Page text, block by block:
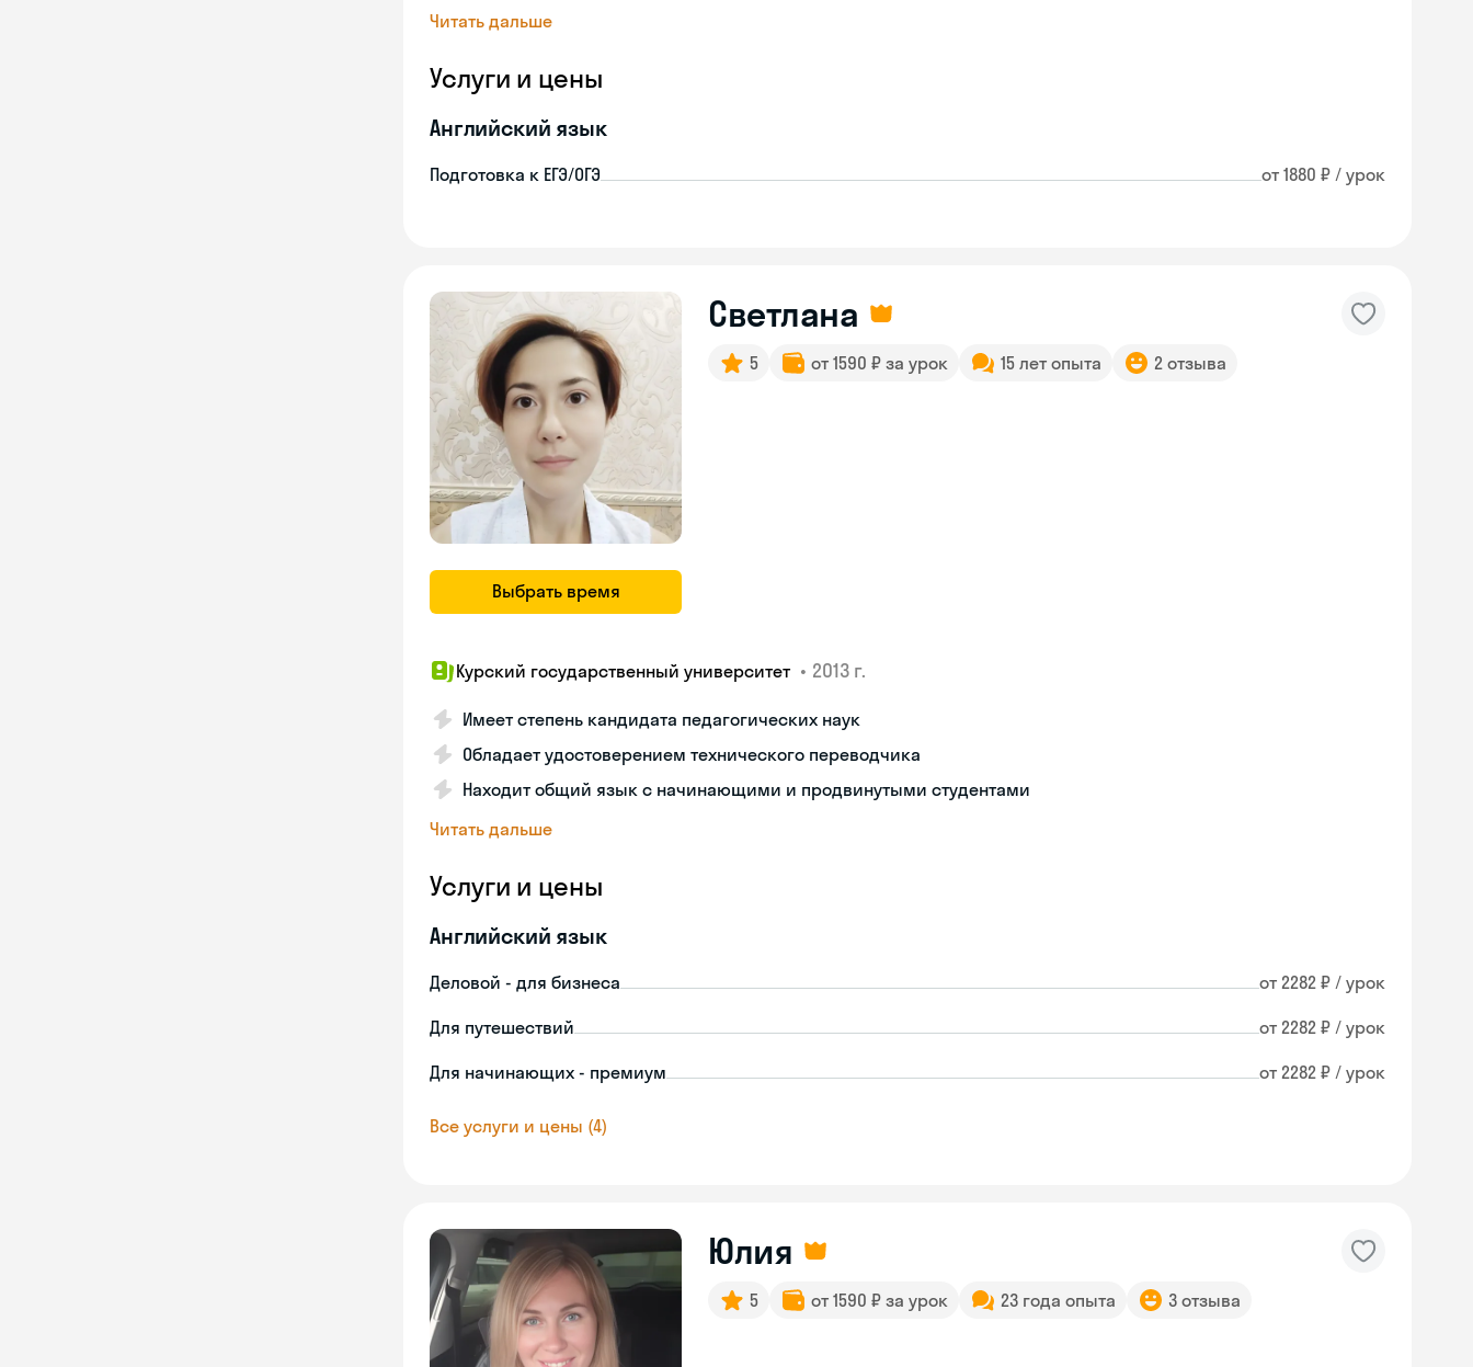
Читать дальше
Услуги и цены
Английский язык
Подготовка к ЕГЭ/ОГЭ от 1880 ₽ / урок
Выбрать время
Светлана
5 от 1590 ₽ за урок 15 лет опыта 2 отзыва
Курский государственный университет • 2013 г.
Имеет степень кандидата педагогических наук
Обладает удостоверением технического переводчика
Находит общий язык с начинающими и продвинутыми студентами
Читать дальше
Услуги и цены
Английский язык
Деловой - для бизнеса от 2282 ₽ / урок
Для путешествий от 2282 ₽ / урок
Для начинающих - премиум от 2282 ₽ / урок
Все услуги и цены (4)
Юлия
5 от 1590 ₽ за урок 23 года опыта 3 отзыва